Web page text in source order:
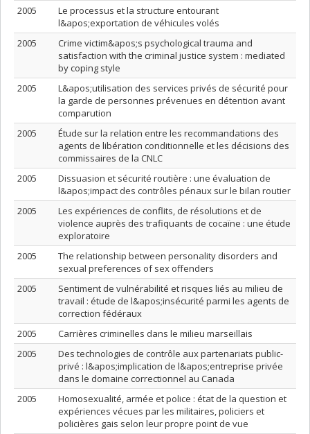
2005
Le processus et la structure entourant
l&apos;exportation de véhicules volés
2005
Crime victim&apos;s psychological trauma and
satisfaction with the criminal justice system : mediated
by coping style
2005
L&apos;utilisation des services privés de sécurité pour
la garde de personnes prévenues en détention avant
comparution
2005
Étude sur la relation entre les recommandations des
agents de libération conditionnelle et les décisions des
commissaires de la CNLC
2005
Dissuasion et sécurité routière : une évaluation de
l&apos;impact des contrôles pénaux sur le bilan routier
2005
Les expériences de conflits, de résolutions et de
violence auprès des trafiquants de cocaïne : une étude
exploratoire
2005
The relationship between personality disorders and
sexual preferences of sex offenders
2005
Sentiment de vulnérabilité et risques liés au milieu de
travail : étude de l&apos;insécurité parmi les agents de
correction fédéraux
2005
Carrières criminelles dans le milieu marseillais
2005
Des technologies de contrôle aux partenariats public-
privé : l&apos;implication de l&apos;entreprise privée
dans le domaine correctionnel au Canada
2005
Homosexualité, armée et police : état de la question et
expériences vécues par les militaires, policiers et
policières gais selon leur propre point de vue